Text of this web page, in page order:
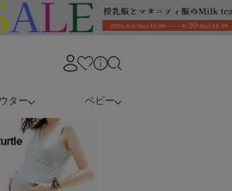
ター ベビー